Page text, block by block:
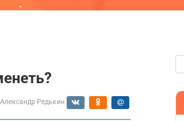
Александр Редькин